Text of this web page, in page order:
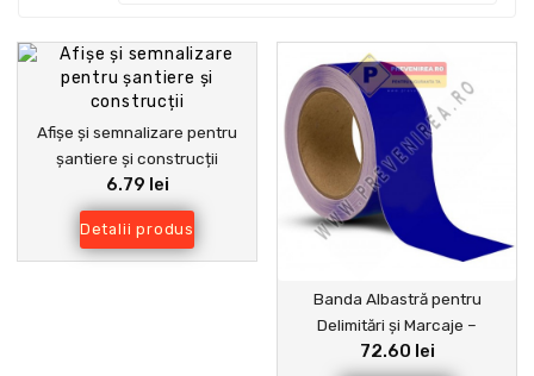
Afișe și semnalizare pentru
șantiere și construcții
6.79 lei
Detalii produs
Banda Albastră pentru
Delimitări și Marcaje –
Profesională și Fiabilă
72.60 lei